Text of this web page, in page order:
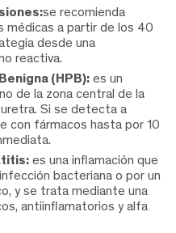
se recomienda
médicas a partir de los 40
desde una
reactiva.
(HPB): es un
de la zona central de la
Si se detecta a
con fármacos hasta por 10
es una inflamación que
bacteriana o por un
y se trata mediante una
antiinflamatorios y alfa